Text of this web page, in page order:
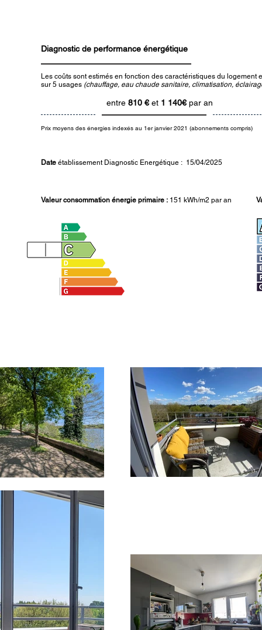
Diagnostic de performance énergétique
Les coûts sont estimés en fonction des caractéristiques du logement
sur 5 usages (chauffage, eau chaude sanitaire, climatisation,
entre 810 €et 1 140€par an
Prix moyens des énergies indexés au 1er janvier 2021 (abonnements compris)
Date établissement Diagnostic Energétique : 15/04/2025
Valeur consommation énergie primaire : 151 kWh/m2 par an